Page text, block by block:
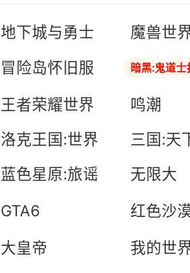
地下城与勇士
魔兽世
冒险岛怀旧服
暗黑:鬼道士
王者荣耀世界
鸣潮
洛克王国:世界
三国:天
蓝色星原:旅谣
无限大
GTA6 红色沙
大皇帝 我的世